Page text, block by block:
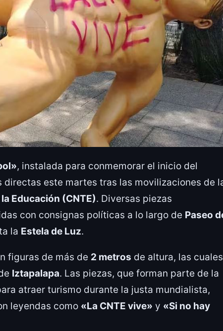
, instalada para conmemorar el inicio del
directas este martes tras las movilizaciones de
Educación (CNTE). Diversas piezas
con consignas políticas a lo largo de Paseo
la Estela de Luz.
figuras de más de 2 metros de altura, las cuales
Iztapalapa. Las piezas, que forman parte de la
atraer turismo durante la justa mundialista,
leyendas como «La CNTE vive» y «Si no hay